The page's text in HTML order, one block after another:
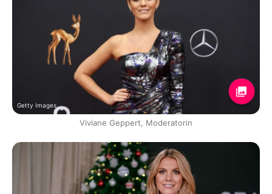
Getty Images
Viviane Geppert, Moderatorin